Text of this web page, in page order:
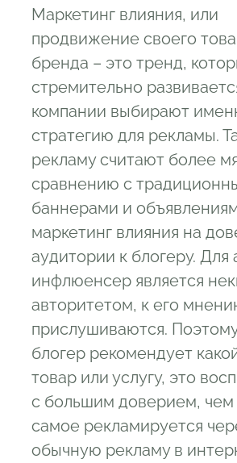
Маркетинг влияния, или
продвижение своего
бренда – это тренд,
стремительно
компании выбирают
стратегию для рекламы.
рекламу считают более
сравнению с
баннерами и
маркетинг влияния на
аудитории к блогеру. Для
инфлюенсер является
авторитетом, к его
прислушиваются.
блогер рекомендует
товар или услугу, это
с большим доверием, чем
самое рекламируется
обычную рекламу в